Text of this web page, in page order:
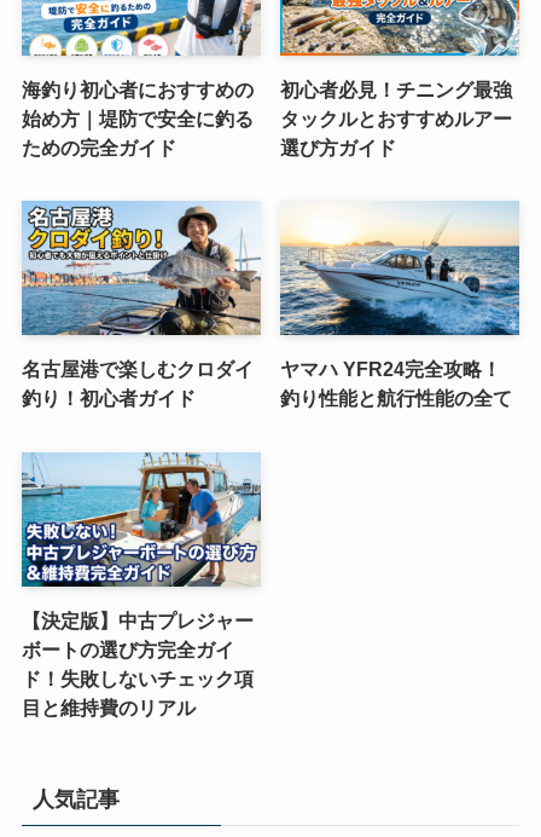
海釣り初心者におすすめの
始め方｜堤防で安全に釣る
ための完全ガイド
初心者必見！チニング最強
タックルとおすすめルアー
選び方ガイド
名古屋港で楽しむクロダイ
釣り！初心者ガイド
ヤマハ YFR24完全攻略！
釣り性能と航行性能の全て
【決定版】中古プレジャー
ボートの選び方完全ガイ
ド！失敗しないチェック項
目と維持費のリアル
人気記事